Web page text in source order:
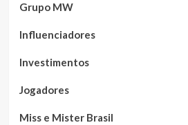
Grupo MW
Influenciadores
Investimentos
Jogadores
Miss e Mister Brasil